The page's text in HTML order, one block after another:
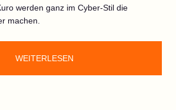
werden ganz im Cyber-Stil die
machen.
WEITERLESEN